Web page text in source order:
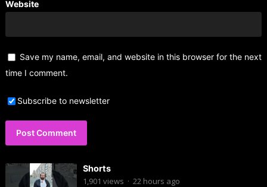
Website
Save my name, email, and website in this browser for the next
time I comment.
Subscribe to newsletter
Shorts
1,901 views · 22 hours ago